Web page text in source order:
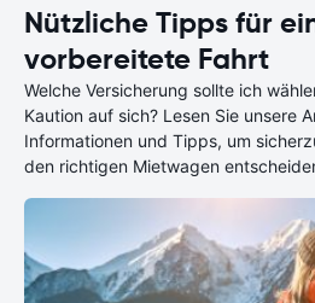
Nützliche Tipps für
vorbereitete Fahrt
Welche Versicherung sollte ich
Kaution auf sich? Lesen Sie unsere
Informationen und Tipps, um
den richtigen Mietwagen